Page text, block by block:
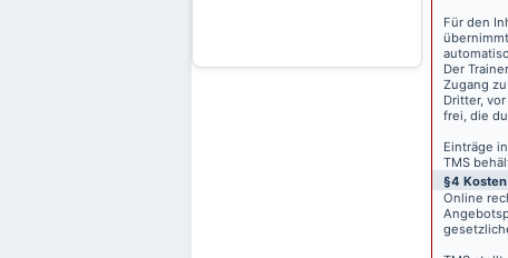
Für den
Der
Zugang
Dritter,
frei, die
Einträge
TMS
§4 Kosten
Online